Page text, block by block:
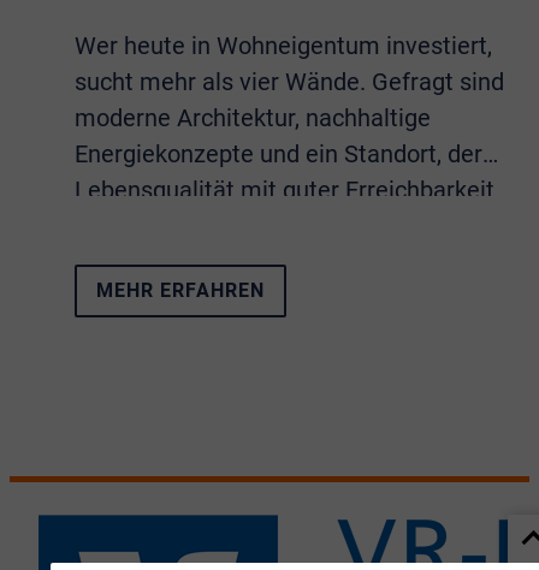
Wer heute in Wohneigentum investiert,
sucht mehr als vier Wände. Gefragt sind
moderne Architektur, nachhaltige
Energiekonzepte und ein Standort, der
Lebensqualität mit guter Erreichbarkeit
vereint das Neubauprojekt
MEHR ERFAHREN